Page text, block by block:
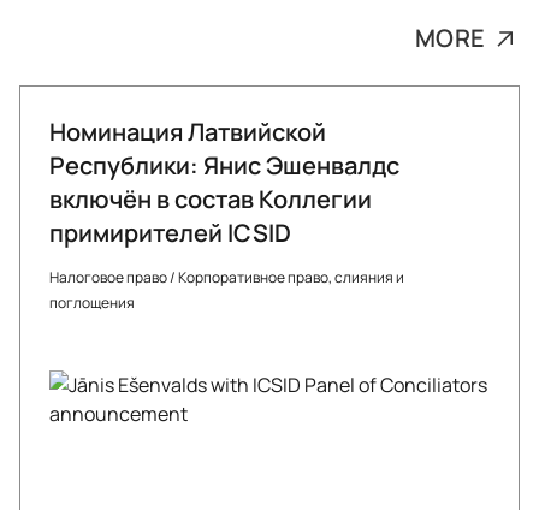
MORE
Номинация Латвийской
Республики: Янис Эшенвалдс
включён в состав Коллегии
примирителей ICSID
Налоговое право/Корпоративное право, слияния и
поглощения